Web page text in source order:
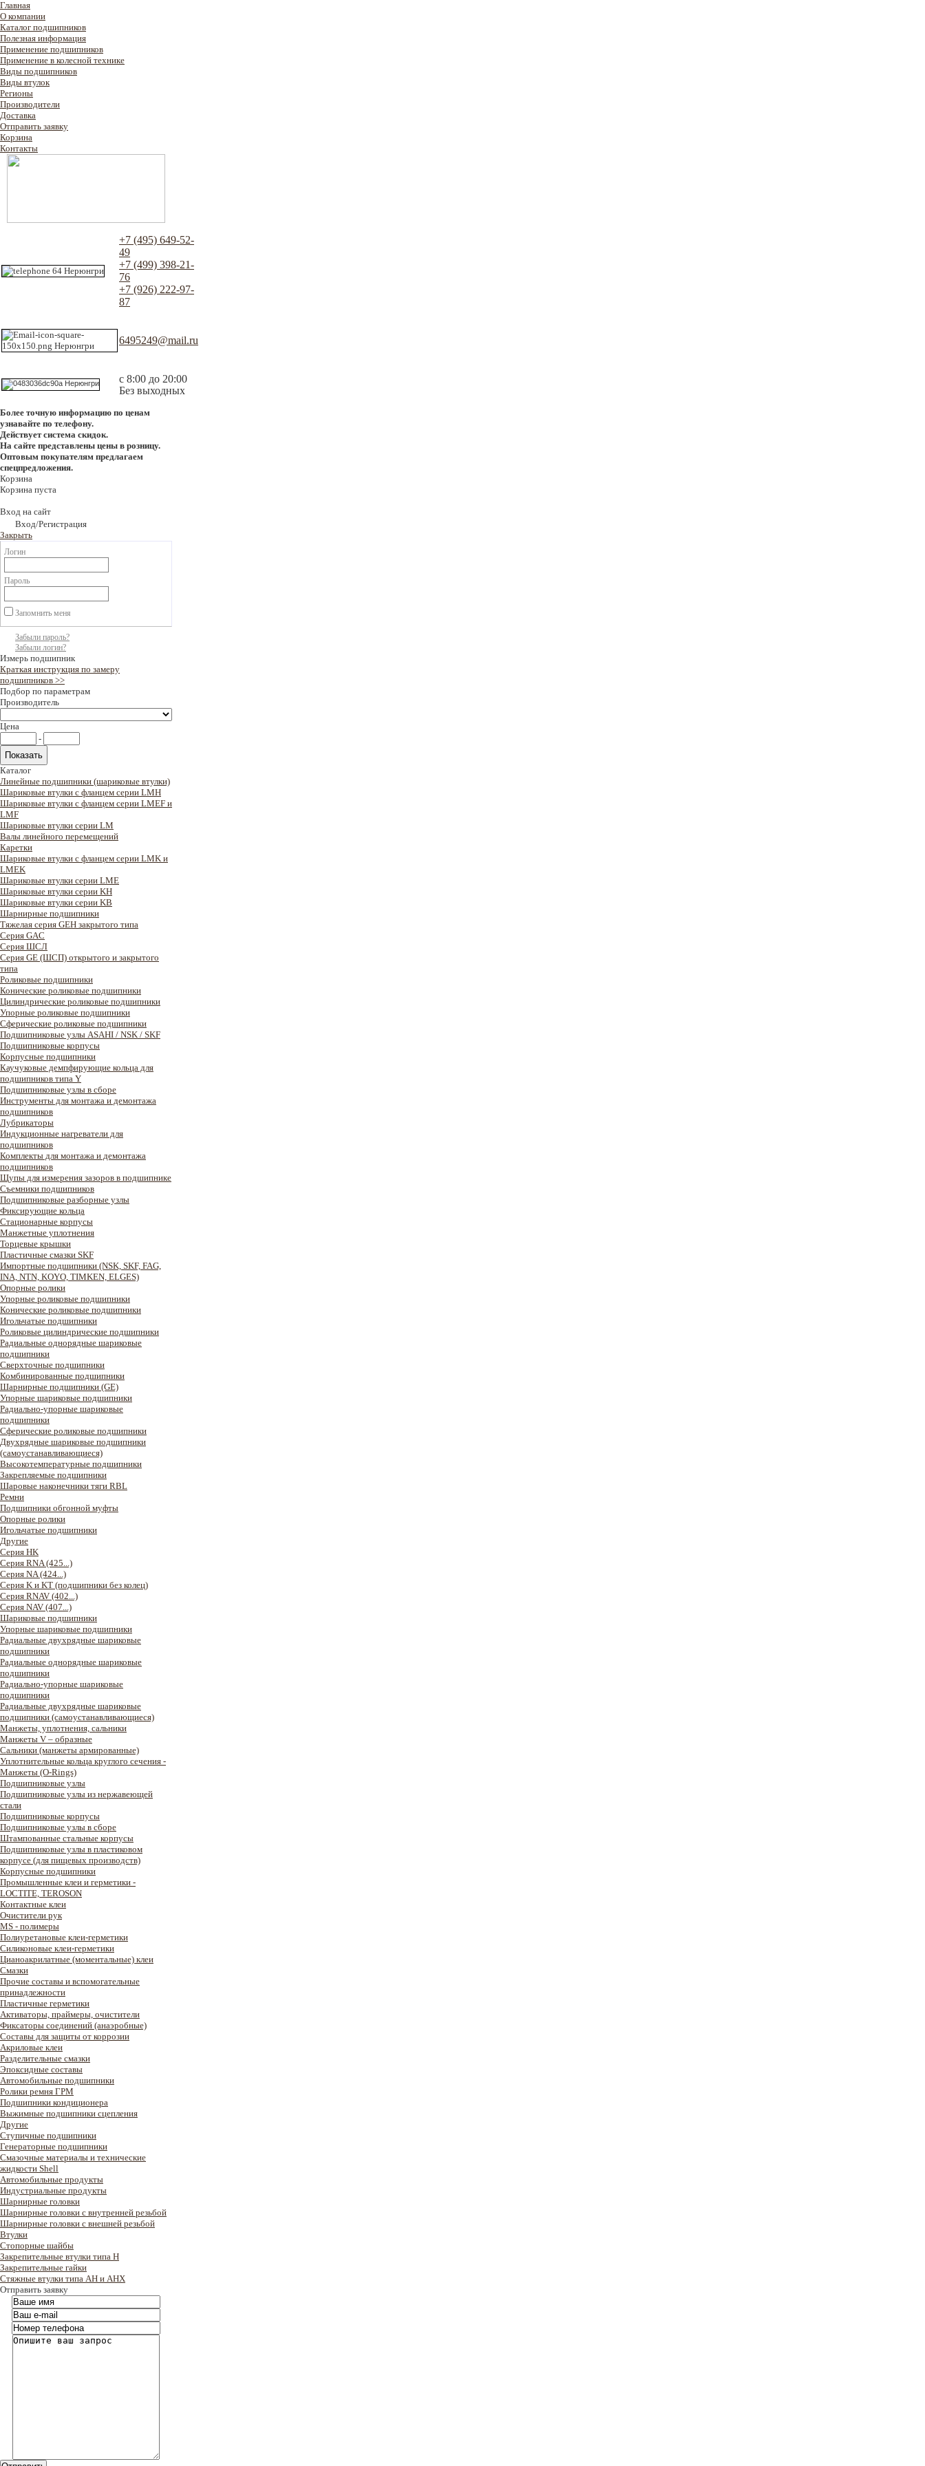
Главная
О компании
Каталог подшипников
Полезная информация
Применение подшипников
Применение в колесной технике
Виды подшипников
Виды втулок
Регионы
Производители
Доставка
Отправить заявку
Корзина
Контакты
+7 (495) 649-52-
49
+7 (499) 398-21-
76
+7 (926) 222-97-
87
6495249@mail.ru
с 8:00 до 20:00
Без выходных
Более точную информацию по ценам
узнавайте по телефону.
Действует система скидок.
На сайте представлены цены в розницу.
Оптовым покупателям предлагаем
спецпредложения.
Корзина
Корзина пуста
Вход на сайт
Вход/Регистрация
Закрыть
Логин
Пароль
Запомнить меня
Забыли пароль?
Забыли логин?
Измерь подшипник
Краткая инструкция по замеру
подшипников >>
Подбор по параметрам
Производитель
Цена
-
Каталог
Линейные подшипники (шариковые втулки)
Шариковые втулки с фланцем серии LMH
Шариковые втулки с фланцем серии LMEF и
LMF
Шариковые втулки серии LM
Валы линейного перемещений
Каретки
Шариковые втулки с фланцем серии LMK и
LMEK
Шариковые втулки серии LME
Шариковые втулки серии KH
Шариковые втулки серии KB
Шарнирные подшипники
Тяжелая серия GEH закрытого типа
Серия GAC
Cерия ШСЛ
Серия GE (ШСП) открытого и закрытого
типа
Роликовые подшипники
Конические роликовые подшипники
Цилиндрические роликовые подшипники
Упорные роликовые подшипники
Сферические роликовые подшипники
Подшипниковые узлы ASAHI / NSK / SKF
Подшипниковые корпусы
Корпусные подшипники
Каучуковые демпфирующие кольца для
подшипников типа Y
Подшипниковые узлы в сборе
Инструменты для монтажа и демонтажа
подшипников
Лубрикаторы
Индукционные нагреватели для
подшипников
Комплекты для монтажа и демонтажа
подшипников
Щупы для измерения зазоров в подшипнике
Съемники подшипников
Подшипниковые разборные узлы
Фиксирующие кольца
Стационарные корпусы
Манжетные уплотнения
Торцевые крышки
Пластичные смазки SKF
Импортные подшипники (NSK, SKF, FAG,
INA, NTN, KOYO, TIMKEN, ELGES)
Опорные ролики
Упорные роликовые подшипники
Конические роликовые подшипники
Игольчатые подшипники
Роликовые цилиндрические подшипники
Радиальные однорядные шариковые
подшипники
Сверхточные подшипники
Комбинированные подшипники
Шарнирные подшипники (GE)
Упорные шариковые подшипники
Радиально-упорные шариковые
подшипники
Сферические роликовые подшипники
Двухрядные шариковые подшипники
(самоустанавливающиеся)
Высокотемпературные подшипники
Закрепляемые подшипники
Шаровые наконечники тяги RBL
Ремни
Подшипники обгонной муфты
Опорные ролики
Игольчатые подшипники
Другие
Серия HK
Серия RNA (425...)
Серия NA (424...)
Серия K и KT (подшипники без колец)
Серия RNAV (402...)
Серия NAV (407...)
Шариковые подшипники
Упорные шариковые подшипники
Радиальные двухрядные шариковые
подшипники
Радиальные однорядные шариковые
подшипники
Радиально-упорные шариковые
подшипники
Радиальные двухрядные шариковые
подшипники (самоустанавливающиеся)
Манжеты, уплотнения, сальники
Манжеты V – образные
Сальники (манжеты армированные)
Уплотнительные кольца круглого сечения -
Манжеты (O-Rings)
Подшипниковые узлы
Подшипниковые узлы из нержавеющей
стали
Подшипниковые корпусы
Подшипниковые узлы в сборе
Штампованные стальные корпусы
Подшипниковые узлы в пластиковом
корпусе (для пищевых производств)
Корпусные подшипники
Промышленные клеи и герметики -
LOCTITE, TEROSON
Контактные клеи
Очистители рук
MS - полимеры
Полиуретановые клеи-герметики
Силиконовые клеи-герметики
Цианоакрилатные (моментальные) клеи
Смазки
Прочие составы и вспомогательные
принадлежности
Пластичные герметики
Активаторы, праймеры, очистители
Фиксаторы соединений (анаэробные)
Составы для защиты от коррозии
Акриловые клеи
Разделительные смазки
Эпоксидные составы
Автомобильные подшипники
Ролики ремня ГРМ
Подшипники кондиционера
Выжимные подшипники сцепления
Другие
Ступичные подшипники
Генераторные подшипники
Смазочные материалы и технические
жидкости Shell
Автомобильные продукты
Индустриальные продукты
Шарнирные головки
Шарнирные головки с внутренней резьбой
Шарнирные головки с внешней резьбой
Втулки
Стопорные шайбы
Закрепительные втулки типа H
Закрепительные гайки
Стяжные втулки типа AH и AHX
Отправить заявку